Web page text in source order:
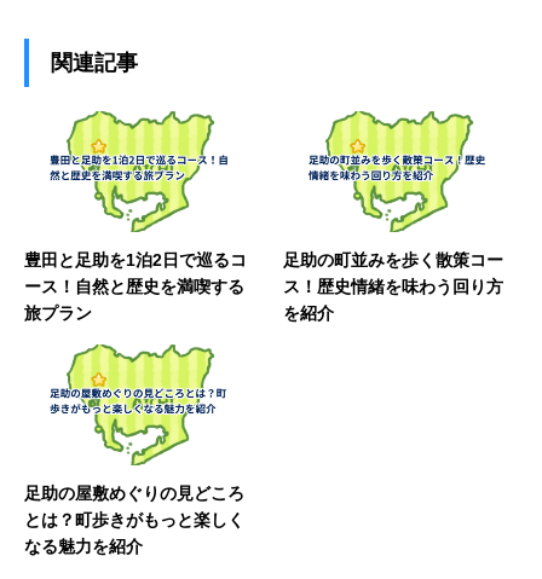
関連記事
豊田と足助を1泊2日で巡るコ
ース！自然と歴史を満喫する
旅プラン
足助の町並みを歩く散策コー
ス！歴史情緒を味わう回り方
を紹介
足助の屋敷めぐりの見どころ
とは？町歩きがもっと楽しく
なる魅力を紹介